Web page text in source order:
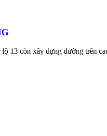
13 còn xây dựng đường trên